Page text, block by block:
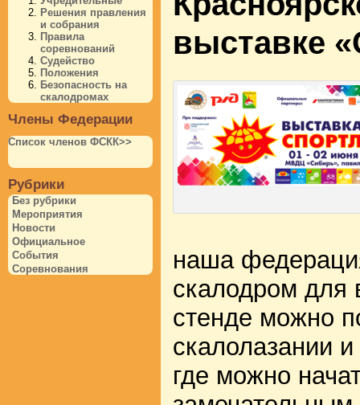
Решения правления
и собрания
Правила
соревнований
Судейство
Положения
Безопасность на
скалодромах
Члены Федерации
Список членов ФСКК>>
Рубрики
Без рубрики
Мероприятия
Новости
Официальное
События
Соревнования
выставке
наша
скалодром
стенде можно
скалолазании
где можно